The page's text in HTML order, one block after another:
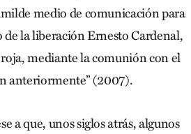
medio de comunicación para
de la liberación Ernesto Cardenal,
mediante la comunión con el
anteriormente” (2007).
a que, unos siglos atrás, algunos